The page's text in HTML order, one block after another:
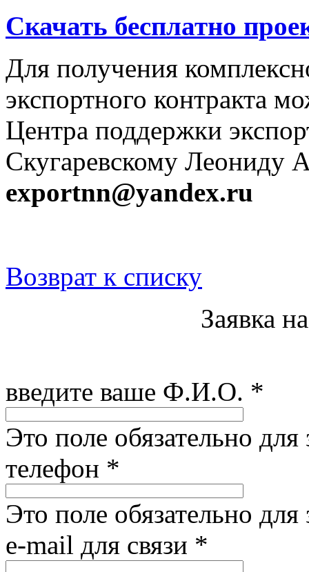
Скачать бесплатно
Для получения
экспортного контракта
Центра поддержки
Скугаревскому Леониду
exportnn@yandex.ru
Возврат к списку
Заявка
введите ваше Ф.И.О. *
Это поле обязательно для
телефон *
Это поле обязательно для
e-mail для связи *